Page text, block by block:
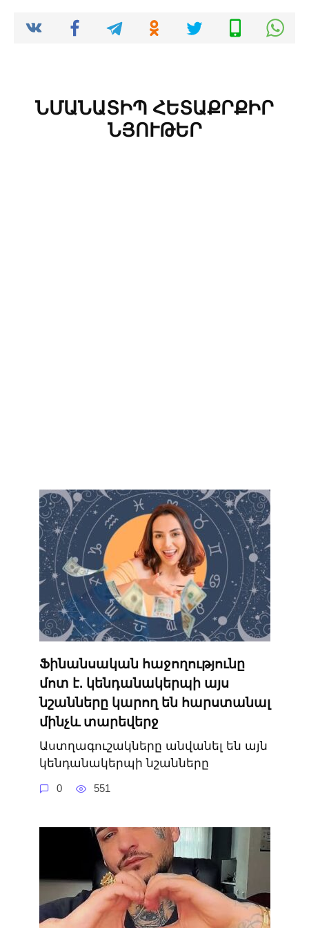
ՆՄԱՆԱՏԻՊ ՀԵՏԱՔՐՔԻՐ
ՆՅՈՒԹԵՐ
Ֆինանսական հաջողությունը
մոտ է. կենդանակերպի այս
նշանները կարող են հարստանալ
մինչև տարեվերջ
Աստղագուշակները անվանել են այն
կենդանակերպի նշանները
0 551